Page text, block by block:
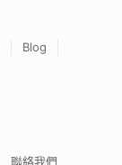
Blog
聯絡我們